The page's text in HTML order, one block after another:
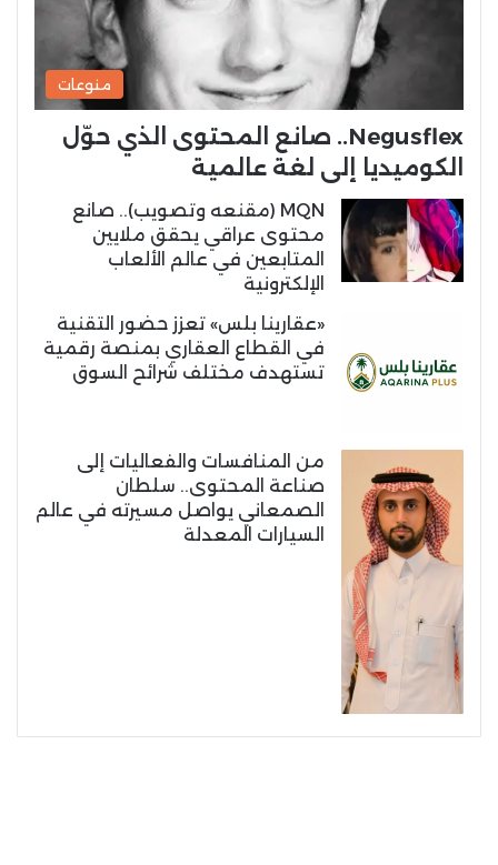
منوعات
Negusflex.. صانع المحتوى الذي حوّل
الكوميديا إلى لغة عالمية
MQN (مقنعه وتصويب).. صانع
محتوى عراقي يحقق ملايين
المتابعين في عالم الألعاب
الإلكترونية
«عقارينا بلس» تعزز حضور التقنية
في القطاع العقاري بمنصة رقمية
تستهدف مختلف شرائح السوق
من المنافسات والفعاليات إلى
صناعة المحتوى.. سلطان
الصمعاني يواصل مسيرته في عالم
السيارات المعدلة